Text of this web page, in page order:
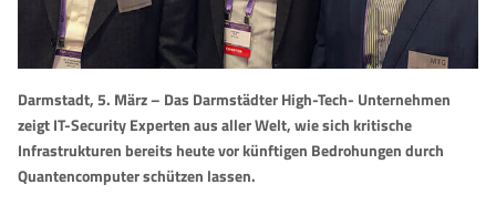
Darmstadt, 5. März – Das Darmstädter High-Tech- Unternehmen
zeigt IT-Security Experten aus aller Welt, wie sich kritische
Infrastrukturen bereits heute vor künftigen Bedrohungen durch
Quantencomputer schützen lassen.